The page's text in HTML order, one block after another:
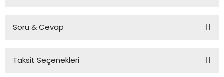
Soru & Cevap
Ürün hakkında henüz soru sorulmamış.
Taksit Seçenekleri